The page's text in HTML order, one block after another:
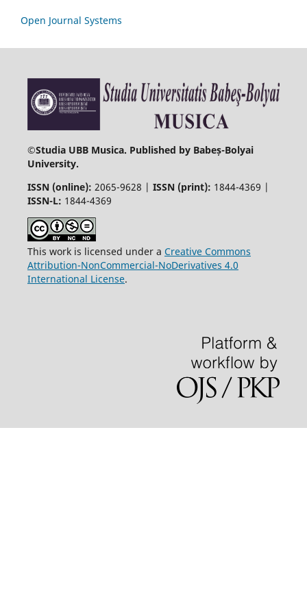
Open Journal Systems
©Studia UBB Musica. Published by Babeș-Bolyai
University.
ISSN (online): 2065-9628 | ISSN (print): 1844-4369 |
ISSN-L: 1844-4369
This work is licensed under a Creative Commons
Attribution-NonCommercial-NoDerivatives 4.0
International License.